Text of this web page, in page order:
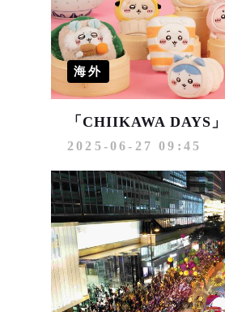
海外
2025-06-27 09:45